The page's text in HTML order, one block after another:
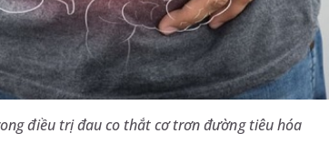
điều trị đau co thắt cơ trơn đường tiêu hóa